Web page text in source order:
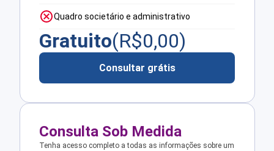
Quadro societário e administrativo
Gratuito(R$0,00)
Consultar grátis
Consulta Sob Medida
Tenha acesso completo a todas as informações sobre um